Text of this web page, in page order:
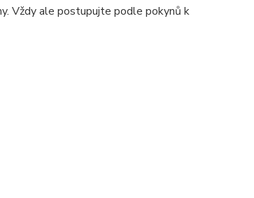
Vždy ale postupujte podle pokynů k